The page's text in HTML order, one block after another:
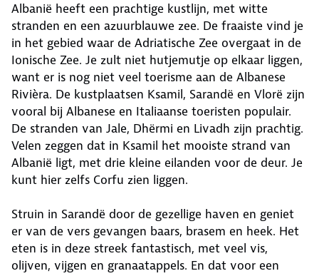
Albanië heeft een prachtige kustlijn, met witte
stranden en een azuurblauwe zee. De fraaiste vind je
in het gebied waar de Adriatische Zee overgaat in de
Ionische Zee. Je zult niet hutjemutje op elkaar liggen,
want er is nog niet veel toerisme aan de Albanese
Rivièra. De kustplaatsen Ksamil, Sarandë en Vlorë zijn
vooral bij Albanese en Italiaanse toeristen populair.
De stranden van Jale, Dhërmi en Livadh zijn prachtig.
Velen zeggen dat in Ksamil het mooiste strand van
Albanië ligt, met drie kleine eilanden voor de deur. Je
kunt hier zelfs Corfu zien liggen.
Struin in Sarandë door de gezellige haven en geniet
er van de vers gevangen baars, brasem en heek. Het
eten is in deze streek fantastisch, met veel vis,
olijven, vijgen en granaatappels. En dat voor een